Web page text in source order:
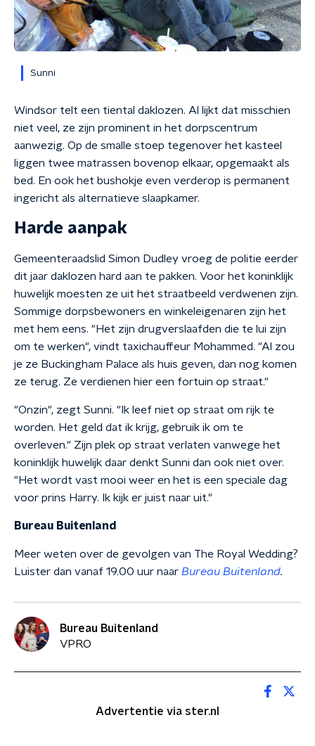
Sunni
Windsor telt een tiental daklozen. Al lijkt dat misschien
niet veel, ze zijn prominent in het dorpscentrum
aanwezig. Op de smalle stoep tegenover het kasteel
liggen twee matrassen bovenop elkaar, opgemaakt als
bed. En ook het bushokje even verderop is permanent
ingericht als alternatieve slaapkamer.
Harde aanpak
Gemeenteraadslid Simon Dudley vroeg de politie eerder
dit jaar daklozen hard aan te pakken. Voor het koninklijk
huwelijk moesten ze uit het straatbeeld verdwenen zijn.
Sommige dorpsbewoners en winkeleigenaren zijn het
met hem eens. "Het zijn drugverslaafden die te lui zijn
om te werken", vindt taxichauffeur Mohammed. "Al zou
je ze Buckingham Palace als huis geven, dan nog komen
ze terug. Ze verdienen hier een fortuin op straat."
"Onzin", zegt Sunni. "Ik leef niet op straat om rijk te
worden. Het geld dat ik krijg, gebruik ik om te
overleven." Zijn plek op straat verlaten vanwege het
koninklijk huwelijk daar denkt Sunni dan ook niet over.
"Het wordt vast mooi weer en het is een speciale dag
voor prins Harry. Ik kijk er juist naar uit."
Bureau Buitenland
Meer weten over de gevolgen van The Royal Wedding?
Luister dan vanaf 19.00 uur naar Bureau Buitenland.
Bureau Buitenland
VPRO
Advertentie via ster.nl